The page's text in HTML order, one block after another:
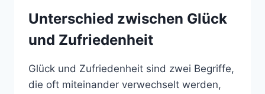
Unterschied zwischen Glück
und Zufriedenheit
Glück und Zufriedenheit sind zwei Begriffe,
die oft miteinander verwechselt werden,